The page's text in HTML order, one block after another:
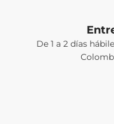
De 1 a 2 días